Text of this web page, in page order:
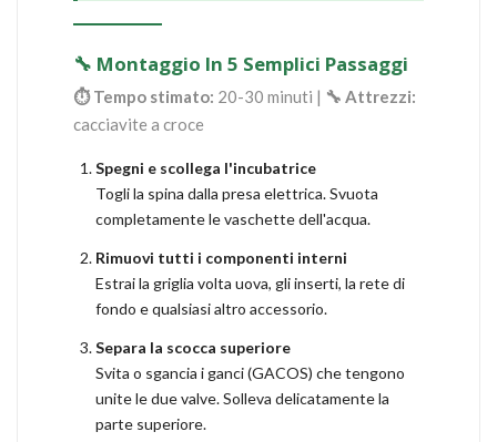
🔧 Montaggio In 5 Semplici Passaggi
⏱ Tempo stimato: 20-30 minuti | 🔧 Attrezzi:
cacciavite a croce
Spegni e scollega l'incubatrice
Togli la spina dalla presa elettrica. Svuota
completamente le vaschette dell'acqua.
Rimuovi tutti i componenti interni
Estrai la griglia volta uova, gli inserti, la rete di
fondo e qualsiasi altro accessorio.
Separa la scocca superiore
Svita o sgancia i ganci (GACOS) che tengono
unite le due valve. Solleva delicatamente la
parte superiore.